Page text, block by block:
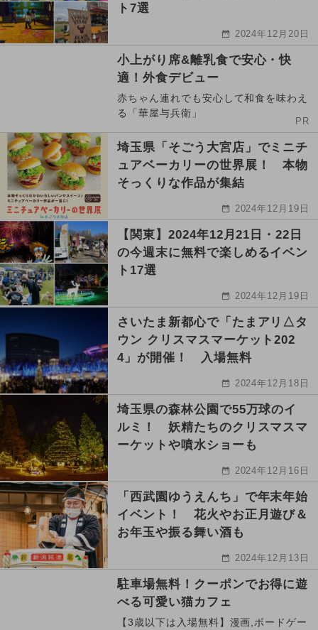
ト7選
2024年12月20日
小上がり席&離乳食で安心・快
適！外食デビュー
赤ちゃん連れでも安心して和食を味わえ
る「華屋与兵衛」
PR
埼玉県「そごう大宮店」でミニチ
ュアベーカリーの世界展！ 本物
そっくりな作品が集結
2024年12月19日
【関東】2024年12月21日・22日
の今週末に無料で楽しめるイベン
ト17選
2024年12月19日
さいたま新都心で「たまアリ△タ
ウン クリスマスマーケット202
4」が開催！ 入場無料
2024年12月18日
埼玉県の森林公園で55万球のイ
ルミ！ 妖精たちのクリスマスマ
ーケットや噴水ショーも
2024年12月16日
「西武園ゆうえんち」で年末年始
イベント！ 花火やお正月遊び＆
お年玉や振る舞い酒も
2024年12月13日
駐車場無料！クーポンでお得に遊
べる可愛い猫カフェ
【3歳以下は入場無料】漫画,ボードゲー